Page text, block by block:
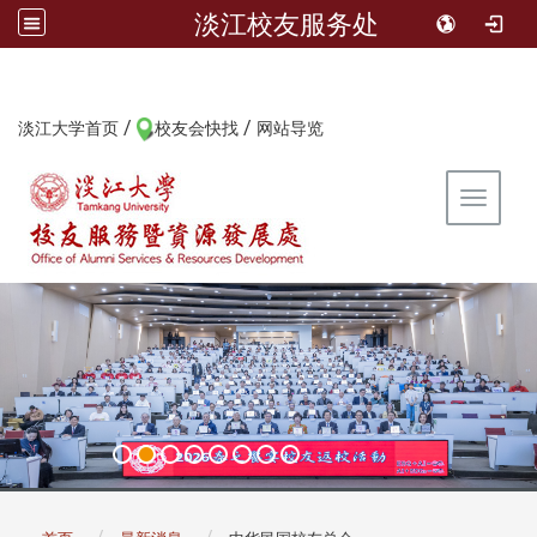
淡江校友服务处
淡江大学首页 / 校友会快找 / 网站导览
Toggle